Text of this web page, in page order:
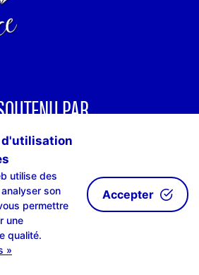
PAR
utilise des
son
permettre
une
qualité.
»
Accepter